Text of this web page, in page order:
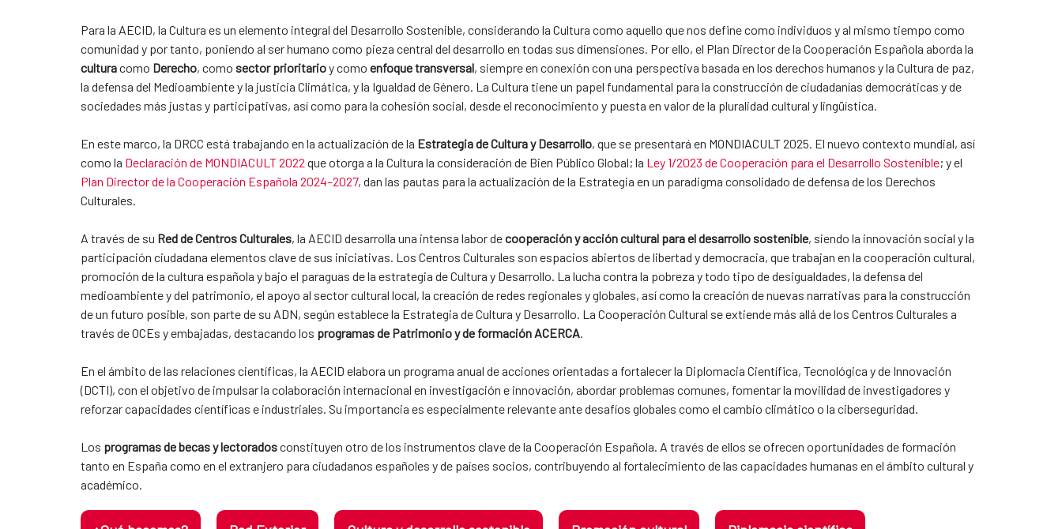
Para la AECID, la Cultura es un elemento integral del Desarrollo Sostenible, considerando la Cultura como aquello que nos define como individuos y al mismo tiempo como
comunidad y por tanto, poniendo al ser humano como pieza central del desarrollo en todas sus dimensiones. Por ello, el Plan Director de la Cooperación Española aborda la
culturacomo Derecho, como sector prioritarioy como enfoque transversal, siempre en conexión con una perspectiva basada en los derechos humanos y la Cultura de paz,
la defensa del Medioambiente y la justicia Climática, y la Igualdad de Género. La Cultura tiene un papel fundamental para la construcción de ciudadanías democráticas y de
sociedades más justas y participativas, así como para la cohesión social, desde el reconocimiento y puesta en valor de la pluralidad cultural y lingüística.
En este marco, la DRCC está trabajando en la actualización de la Estrategia de Cultura y Desarrollo, que se presentará en MONDIACULT 2025. El nuevo contexto mundial, así
como la Declaración de MONDIACULT 2022 que otorga a la Cultura la consideración de Bien Público Global; la Ley 1/2023 de Cooperación para el Desarrollo Sostenible; y el
Plan Director de la Cooperación Española 2024–2027, dan las pautas para la actualización de la Estrategia en un paradigma consolidado de defensa de los Derechos
Culturales.
A través de su Red de Centros Culturales, la AECID desarrolla una intensa labor decooperación y acción cultural para el desarrollo sostenible, siendo la innovación social y la
participación ciudadana elementos clave de sus iniciativas. Los Centros Culturales son espacios abiertos de libertad y democracia, que trabajan en la cooperación cultural,
promoción de la cultura española y bajo el paraguas de la estrategia de Cultura y Desarrollo. La lucha contra la pobreza y todo tipo de desigualdades, la defensa del
medioambiente y del patrimonio, el apoyo al sector cultural local, la creación de redes regionales y globales, así como la creación de nuevas narrativas para la construcción
de un futuro posible, son parte de su ADN, según establece la Estrategia de Cultura y Desarrollo. La Cooperación Cultural se extiende más allá de los Centros Culturales a
través de OCEs y embajadas, destacando los programas de Patrimonio y de formación ACERCA
En el ámbito de las relaciones científicas, la AECID elabora un programa anual de acciones orientadas a fortalecer la Diplomacia Científica, Tecnológica y de Innovación
(DCTI), con el objetivo de impulsar la colaboración internacional en investigación e innovación, abordar problemas comunes, fomentar la movilidad de investigadores y
reforzar capacidades científicas e industriales. Su importancia es especialmente relevante ante desafíos globales como el cambio climático o la ciberseguridad.
Los programas de becas y lectoradosconstituyen otro de los instrumentos clave de la Cooperación Española. A través de ellos se ofrecen oportunidades de formación
tanto en España como en el extranjero para ciudadanos españoles y de países socios, contribuyendo al fortalecimiento de las capacidades humanas en el ámbito cultural y
académico.